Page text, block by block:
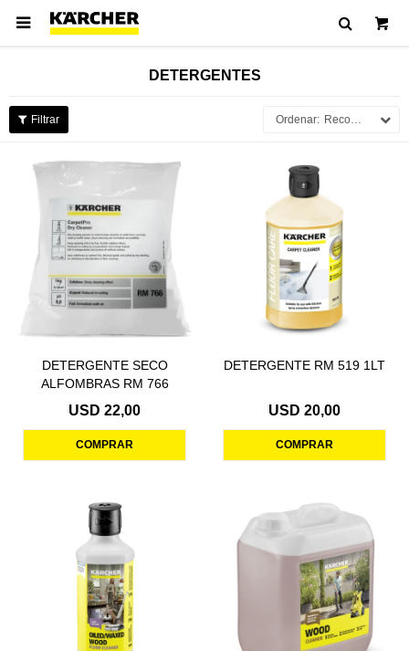

DETERGENTES
Recomendados
DETERGENTE SECO
ALFOMBRAS RM 766
USD 22,00
DETERGENTE RM 519 1LT
USD 20,00